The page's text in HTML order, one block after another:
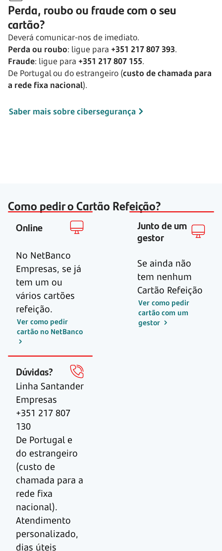
Perda, roubo ou fraude com o seu
cartão?
Deverá comunicar-nos de imediato.
Perda ou roubo: ligue para +351 217 807 393.
Fraude: ligue para +351 217 807 155.
De Portugal ou do estrangeiro (custo de chamada para
a rede fixa nacional).
Saber mais sobre cibersegurança
Como pedir o Cartão Refeição?
Online
No NetBanco
Empresas, se já
tem um ou
vários cartões
refeição.
Ver como pedir
cartão no NetBanco
Junto de um
gestor
Se ainda não
tem nenhum
Cartão Refeição
Ver como pedir
cartão com um
gestor
Dúvidas?
Linha Santander
Empresas
+351 217 807
130
De Portugal e
do estrangeiro
(custo de
chamada para a
rede fixa
nacional).
Atendimento
personalizado,
dias úteis